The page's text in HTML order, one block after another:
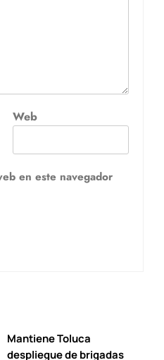
Web
en este navegador
Mantiene Toluca
despliegue de brigadas